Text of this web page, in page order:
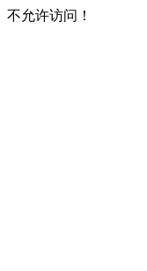
不允许访问！